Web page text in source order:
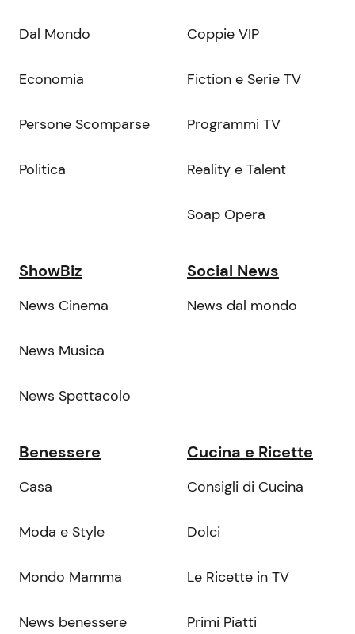
Dal Mondo
Economia
Persone Scomparse
Politica
Coppie VIP
Fiction e Serie TV
Programmi TV
Reality e Talent
Soap Opera
ShowBiz
News Cinema
News Musica
News Spettacolo
Social News
News dal mondo
Benessere
Casa
Moda e Style
Mondo Mamma
News benessere
Cucina e Ricette
Consigli di Cucina
Dolci
Le Ricette in TV
Primi Piatti